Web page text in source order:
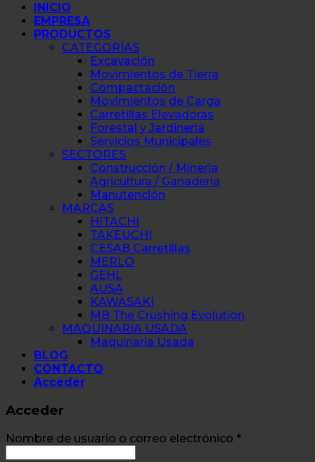
INICIO
EMPRESA
PRODUCTOS
CATEGORÍAS
Excavación
Movimientos de Tierra
Compactación
Movimientos de Carga
Carretillas Elevadoras
Forestal y Jardinería
Servicios Municipales
SECTORES
Construcción / Minería
Agricultura / Ganadería
Manutención
MARCAS
HITACHI
TAKEUCHI
CESAB Carretillas
MERLO
GEHL
AUSA
KAWASAKI
MB The Crushing Evolution
MAQUINARIA USADA
Maquinaría Usada
BLOG
CONTACTO
Acceder
Acceder
Nombre de usuario o correo electrónico *